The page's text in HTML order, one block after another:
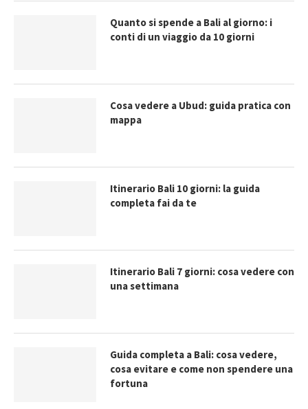
Quanto si spende a Bali al giorno: i
conti di un viaggio da 10 giorni
Cosa vedere a Ubud: guida pratica con
mappa
Itinerario Bali 10 giorni: la guida
completa fai da te
Itinerario Bali 7 giorni: cosa vedere con
una settimana
Guida completa a Bali: cosa vedere,
cosa evitare e come non spendere una
fortuna